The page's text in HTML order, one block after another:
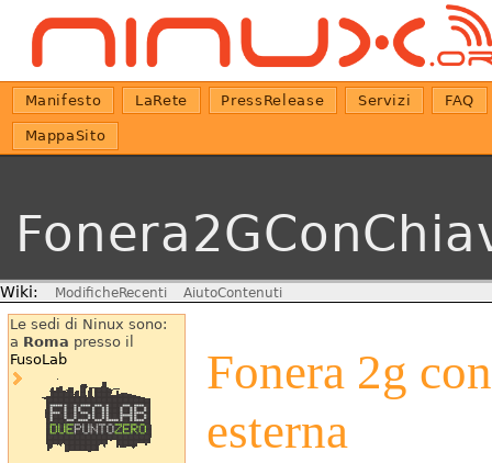
Manifesto LaRete PressRelease Servizi FAQ
MappaSito
Wiki: ModificheRecenti AiutoContenuti
Le sedi di Ninux sono:
a Roma presso il
FusoLab
Fonera 2g
esterna